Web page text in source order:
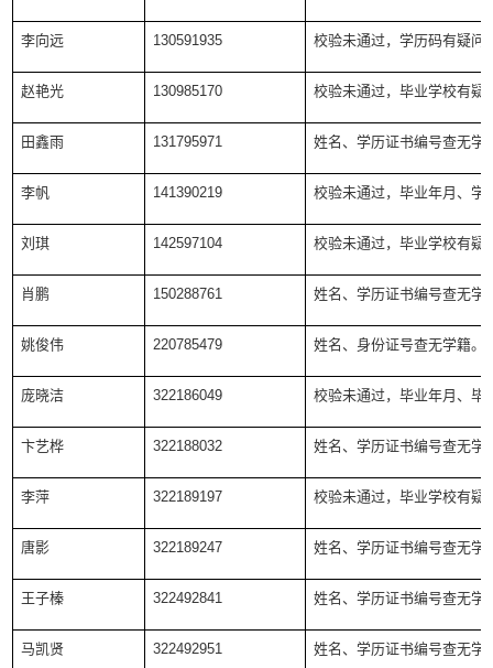
李向远 130591935 校验未通过，学历码有疑问
赵艳光 130985170 校验未通过，毕业学校有疑
田鑫雨 131795971 姓名、学历证书编号查无学
李帆 141390219 校验未通过，毕业年月、学
刘琪 142597104 校验未通过，毕业学校有疑
肖鹏 150288761 姓名、学历证书编号查无学
姚俊伟 220785479 姓名、身份证号查无学籍。
庞晓洁 322186049 校验未通过，毕业年月、毕
卞艺桦 322188032 姓名、学历证书编号查无学
李萍 322189197 校验未通过，毕业学校有疑
唐影 322189247 姓名、学历证书编号查无学
王子榛 322492841 姓名、学历证书编号查无学
马凯贤 322492951 姓名、学历证书编号查无学